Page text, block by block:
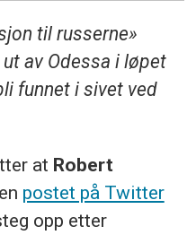
til russerne»
av Odessa i løpet
funnet i sivet ved
at Robert
postet på Twitter
opp etter